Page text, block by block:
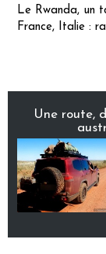
Le Rwanda, un
France, Italie :
Une route,